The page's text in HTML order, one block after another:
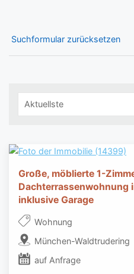
Suchformular zurücksetzen
Große, möblierte 1-
Dachterrassenwohnung
inklusive Garage
Wohnung
München-Waldtrudering
auf Anfrage